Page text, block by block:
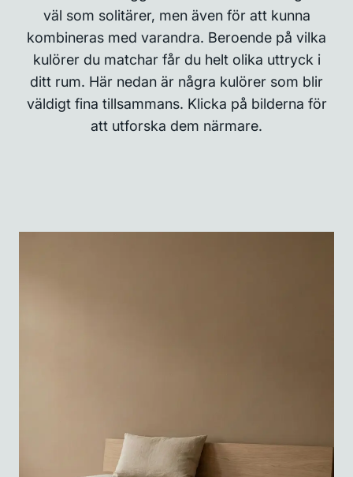
väl som solitärer, men även för att kunna
kombineras med varandra. Beroende på vilka
kulörer du matchar får du helt olika uttryck i
ditt rum. Här nedan är några kulörer som blir
väldigt fina tillsammans. Klicka på bilderna för
att utforska dem närmare.